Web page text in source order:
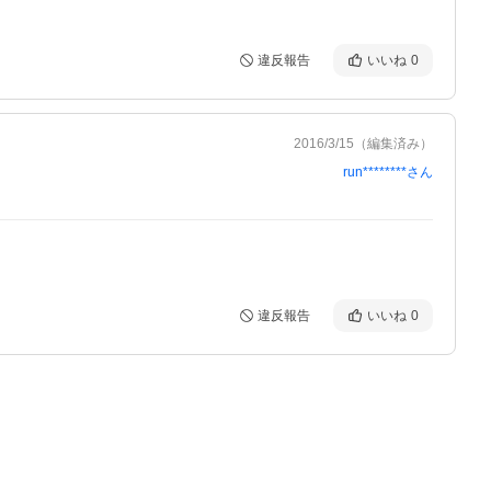
違反報告 いいね 0
2016/3/15 （編集済み）
run********さん
違反報告 いいね 0